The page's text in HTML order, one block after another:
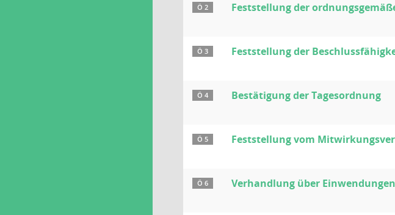
Ö 2 Feststellung der
Ö 3 Feststellung der
Ö 4 Bestätigung der Tagesordnung
Ö 5 Feststellung vom
Ö 6 Verhandlung über